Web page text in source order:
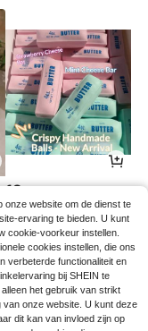
12
onze website om de dienst te
ervaring te bieden. U kunt
cookie-voorkeur instellen.
cookies instellen, die ons
verbeterde functionaliteit en
bij SHEIN te
het gebruik van strikt
onze website. U kunt deze
dit kan van invloed zijn op